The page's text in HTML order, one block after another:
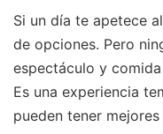
Si un día te apetece
de opciones. Pero
espectáculo y
Es una experiencia
pueden tener